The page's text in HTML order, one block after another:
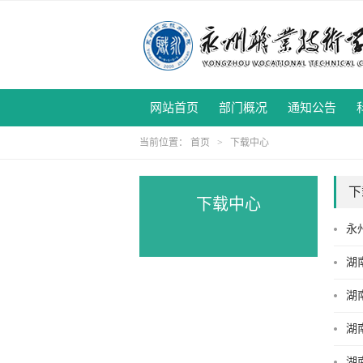
网站首页 部门概况 通知公告
当前位置： 首页 > 下载中心
下载中心
永
湖
湖
湖